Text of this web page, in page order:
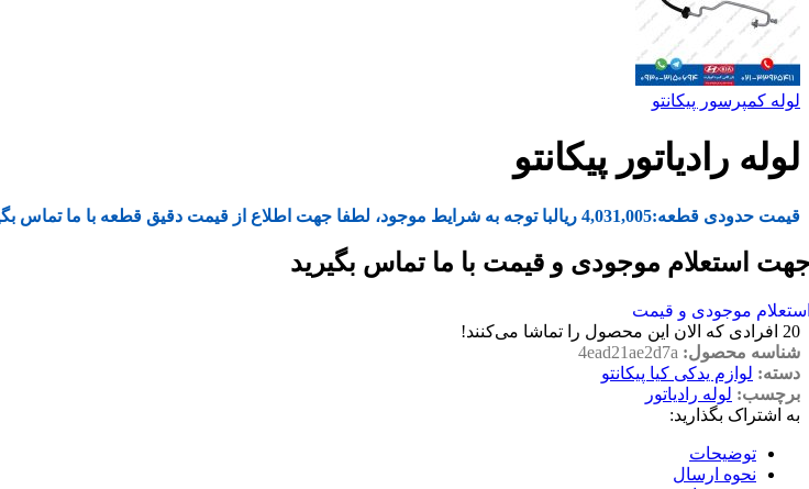
لوله کمپرسور پیکانتو
لوله رادیاتور پیکانتو
قیمت حدودی قطعه:4,031,005 ریالبا توجه به شرایط موجود، لطفا جهت اطلاع از قیمت دقیق قطعه با ما تماس
استعلام موجودی و قیمت با ما تماس بگیرید
موجودی و قیمت
20 افرادی که الان این محصول را تماشا می‌کنند!
شناسه محصول: 4ead21ae2d7a
دسته: لوازم یدکی کیا پیکانتو
برچسب: لوله رادیاتور
به اشتراک بگذارید:
توضیحات
نحوه ارسال